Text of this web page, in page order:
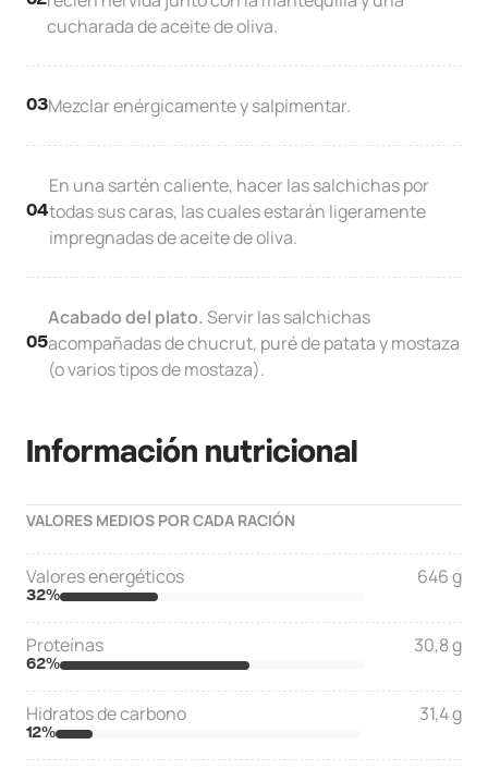
cucharada de aceite de oliva.
03Mezclar enérgicamente y salpimentar.
04
En una sartén caliente, hacer las salchichas por
todas sus caras, las cuales estarán ligeramente
impregnadas de aceite de oliva.
05
Acabado del plato. Servir las salchichas
acompañadas de chucrut, puré de patata y mostaza
(o varios tipos de mostaza).
Información nutricional
VALORES MEDIOS POR CADA RACIÓN
Valores energéticos 646 g
32%
Proteínas 30,8 g
62%
Hidratos de carbono 31,4 g
12%